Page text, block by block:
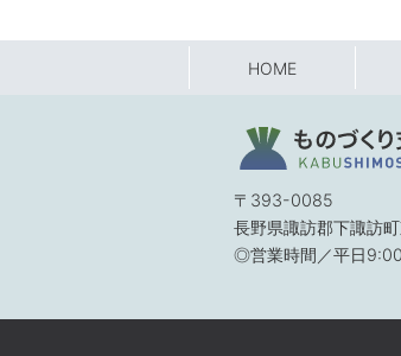
HOME
〒393-0085
長野県諏訪郡下諏訪
◎営業時間／平日